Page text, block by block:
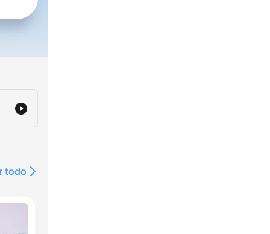
todo